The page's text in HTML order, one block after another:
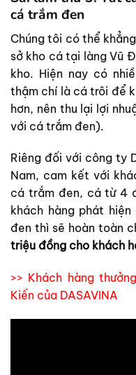
cá trắm đen
Chúng tôi có thể
sở kho cá tại làng Vũ
kho. Hiện nay có
thậm chí là cá trôi để
hơn, nên thu lại lợi
với cá trắm đen).
Riêng đối với công ty
Nam, cam kết với
cá trắm đen, cá từ 4
khách hàng phát
đen thì sẽ hoàn toàn
triệu đồng cho khách
>> Khách hàng
Kiến của DASAVINA